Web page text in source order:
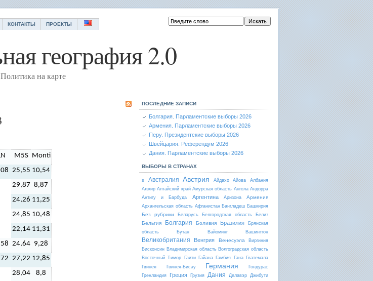
КОНТАКТЫ ПРОЕКТЫ
география 2.0
Политика на карте
M5S Monti
25,55 10,54
29,87 8,87
24,26 11,25
24,85 10,48
22,14 11,31
24,64 9,28
27,22 12,85
28,04
8,8
ПОСЛЕДНИЕ ЗАПИСИ
Болгария. Парламентские выборы 2026
Армения. Парламентские выборы 2026
Перу. Президентские выборы 2026
Швейцария. Референдум 2026
Дания. Парламентские выборы 2026
ВЫБОРЫ В СТРАНАХ
s Австралия Австрия Айдахо Айова
Албания
Алжир Алтайский край Амурская область Ангола Андорра
Антигу и Барбуда
Аргентина Аризона Армения
Архангельская область Афганистан Бангладеш Башкирия
Без рубрики Беларусь Белгородская область Белиз
Бельгия Болгария Боливия Бразилия
Брянская
область
Бутан Вайоминг Вашингтон
Великобритания Венгрия Венесуэла
Виргиния
Висконсин Владимирская область Волгоградская область
Восточный Тимор
Гаити Гайана Гамбия Гана
Гватемала
Гвинея
Гвинея-Бисау Германия
Гондурас
Гренландия
Греция Грузия Дания Делавэр Джибути